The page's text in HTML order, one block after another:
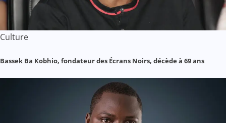
Culture
Bassek Ba Kobhio, fondateur des Écrans Noirs, décède à 69 ans